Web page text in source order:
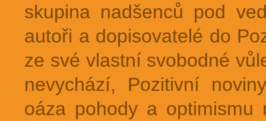
skupina nadšenců pod
autoři a dopisovatelé do
ze své vlastní svobodné
nevychází, Pozitivní
oáza pohody a